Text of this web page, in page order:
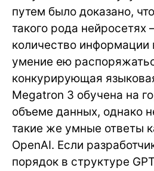
путем было доказано,
такого рода нейросетях
количество информации
умение ею
конкурирующая
Megatron 3 обучена на
объеме данных, однако
такие же умные ответы
OpenAI. Если
порядок в структуре